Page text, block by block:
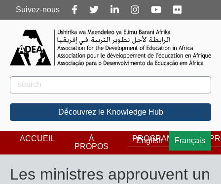
Follow
us
Suivez-nous
Rechercher
Rechercher
Découvrez le Knowledge Hub
English Français
ACCUEIL
À
PROPOS
PROGRAMMES
Les ministres approuvent un